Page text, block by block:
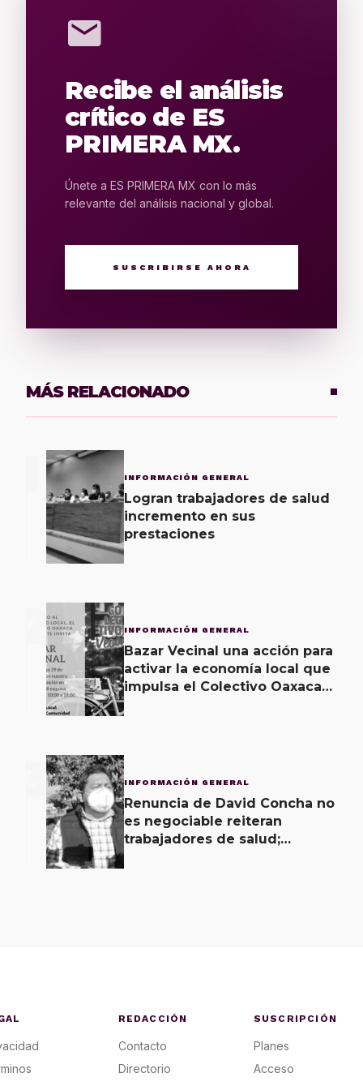
mail
Recibe el análisis
crítico de ES
PRIMERA MX.
Únete a ES PRIMERA MX con lo más
relevante del análisis nacional y global.
SUSCRIBIRSE AHORA
MÁS RELACIONADO
INFORMACIÓN GENERAL
Logran trabajadores de salud
incremento en sus
prestaciones
2 INFORMACIÓN GENERAL
Bazar Vecinal una acción para
activar la economía local que
impulsa el Colectivo Oaxaca
3 INFORMACIÓN GENERAL
Renuncia de David Concha no
es negociable reiteran
trabajadores de salud;
REDACCIÓN
Contacto
Directorio
SUSCRIPCIÓN
Planes
Acceso